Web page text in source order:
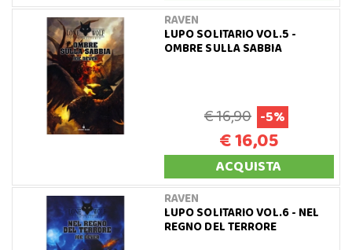
RAVEN
LUPO SOLITARIO VOL.5 -
OMBRE SULLA SABBIA
€ 16,90 -5%
€ 16,05
ACQUISTA
RAVEN
LUPO SOLITARIO VOL.6 - NEL
REGNO DEL TERRORE